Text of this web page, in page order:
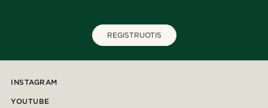
REGISTRUOTIS
INSTAGRAM
YOUTUBE